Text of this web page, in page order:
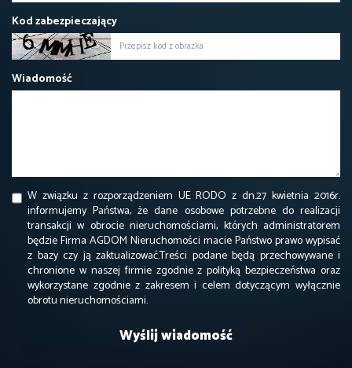
Kod zabezpieczający
Wiadomość
W związku z rozporządzeniem UE RODO z dn.27 kwietnia 2016r.
informujemy Państwa, że dane osobowe potrzebne do realizacji
transakcji w obrocie nieruchomościami, których administratorem
będzie Firma AGDOM Nieruchomości macie Państwo prawo wypisać
z bazy czy ją zaktualizować.Treści podane będą przechowywane i
chronione w naszej firmie zgodnie z polityką bezpieczeństwa oraz
wykorzystane zgodnie z zakresem i celem dotyczącym wyłącznie
obrotu nieruchomościami.